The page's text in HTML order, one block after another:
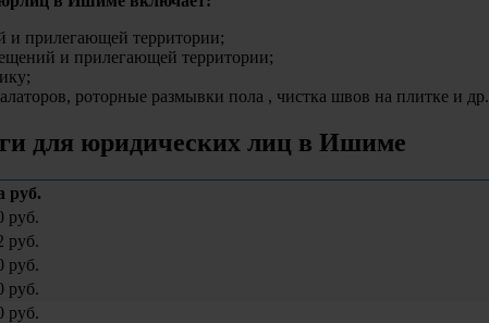
и прилегающей территории;
и прилегающей территории;
роторные размывки пола , чистка швов на плитке и др.
для юридических лиц в Ишиме
руб.
руб.
руб.
руб.
руб.
руб.